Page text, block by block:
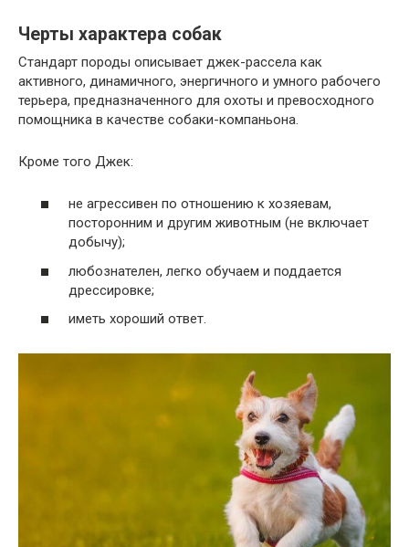
Черты характера собак
Стандарт породы описывает джек-рассела как
активного, динамичного, энергичного и умного рабочего
терьера, предназначенного для охоты и превосходного
помощника в качестве собаки-компаньона.
Кроме того Джек:
не агрессивен по отношению к хозяевам,
посторонним и другим животным (не включает
добычу);
любознателен, легко обучаем и поддается
дрессировке;
иметь хороший ответ.